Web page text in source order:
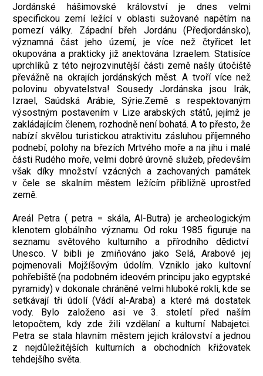
Jordánské hášimovské království je dnes velmi
specifickou zemí ležící v oblasti sužované napětím na
pomezí války. Západní břeh Jordánu (Předjordánsko),
významná část jeho území, je více než čtyřicet let
okupována a prakticky již anektována Izraelem. Statisíce
uprchlíků z této nejrozvinutější části země našly útočiště
převážně na okrajích jordánských měst. A tvoří více než
polovinu obyvatelstva! Sousedy Jordánska jsou Irák,
Izrael, Saúdská Arábie, Sýrie.Země s respektovaným
výsostným postavením v Lize arabských států, jejímž je
zakládajícím členem, rozhodně není bohatá. A to přesto, že
nabízí skvělou turistickou atraktivitu zásluhou příjemného
podnebí, polohy na březích Mrtvého moře a na jihu i malé
části Rudého moře, velmi dobré úrovně služeb, především
však díky množství vzácných a zachovaných památek
v čele se skalním městem ležícím přibližně uprostřed
země.
Areál Petra ( petra = skála, Al-Butra) je archeologickým
klenotem globálního významu. Od roku 1985 figuruje na
seznamu světového kulturního a přírodního dědictví
Unesco. V bibli je zmiňováno jako Selá, Arabové jej
pojmenovali Mojžíšovým údolím. Vzniklo jako kultovní
pohřebiště (na podobném ideovém principu jako egyptské
pyramidy) v dokonale chráněné velmi hluboké rokli, kde se
setkávají tři údolí (Vádí al-Araba) a které má dostatek
vody. Bylo založeno asi ve 3. století před naším
letopočtem, kdy zde žili vzdělaní a kulturní Nabajetci.
Petra se stala hlavním městem jejich království a jednou
z nejdůležitějších kulturních a obchodních křižovatek
tehdejšího světa.